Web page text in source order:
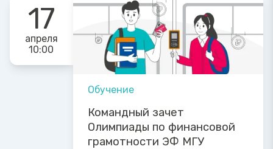
17
апреля
10:00
Обучение
Командный зачет
Олимпиады по финансовой
грамотности ЭФ МГУ